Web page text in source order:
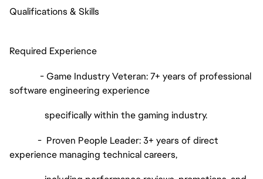
Qualifications & Skills
Required Experience
- Game Industry Veteran: 7+ years of professional
software engineering experience
specifically within the gaming industry.
- Proven People Leader: 3+ years of direct
experience managing technical careers,